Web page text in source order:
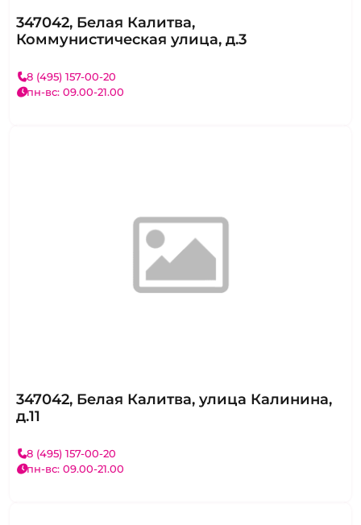
347042, Белая Калитва,
Коммунистическая улица, д.3
8 (495) 157-00-20
пн-вс: 09.00-21.00
347042, Белая Калитва, улица Калинина,
д.11
8 (495) 157-00-20
пн-вс: 09.00-21.00